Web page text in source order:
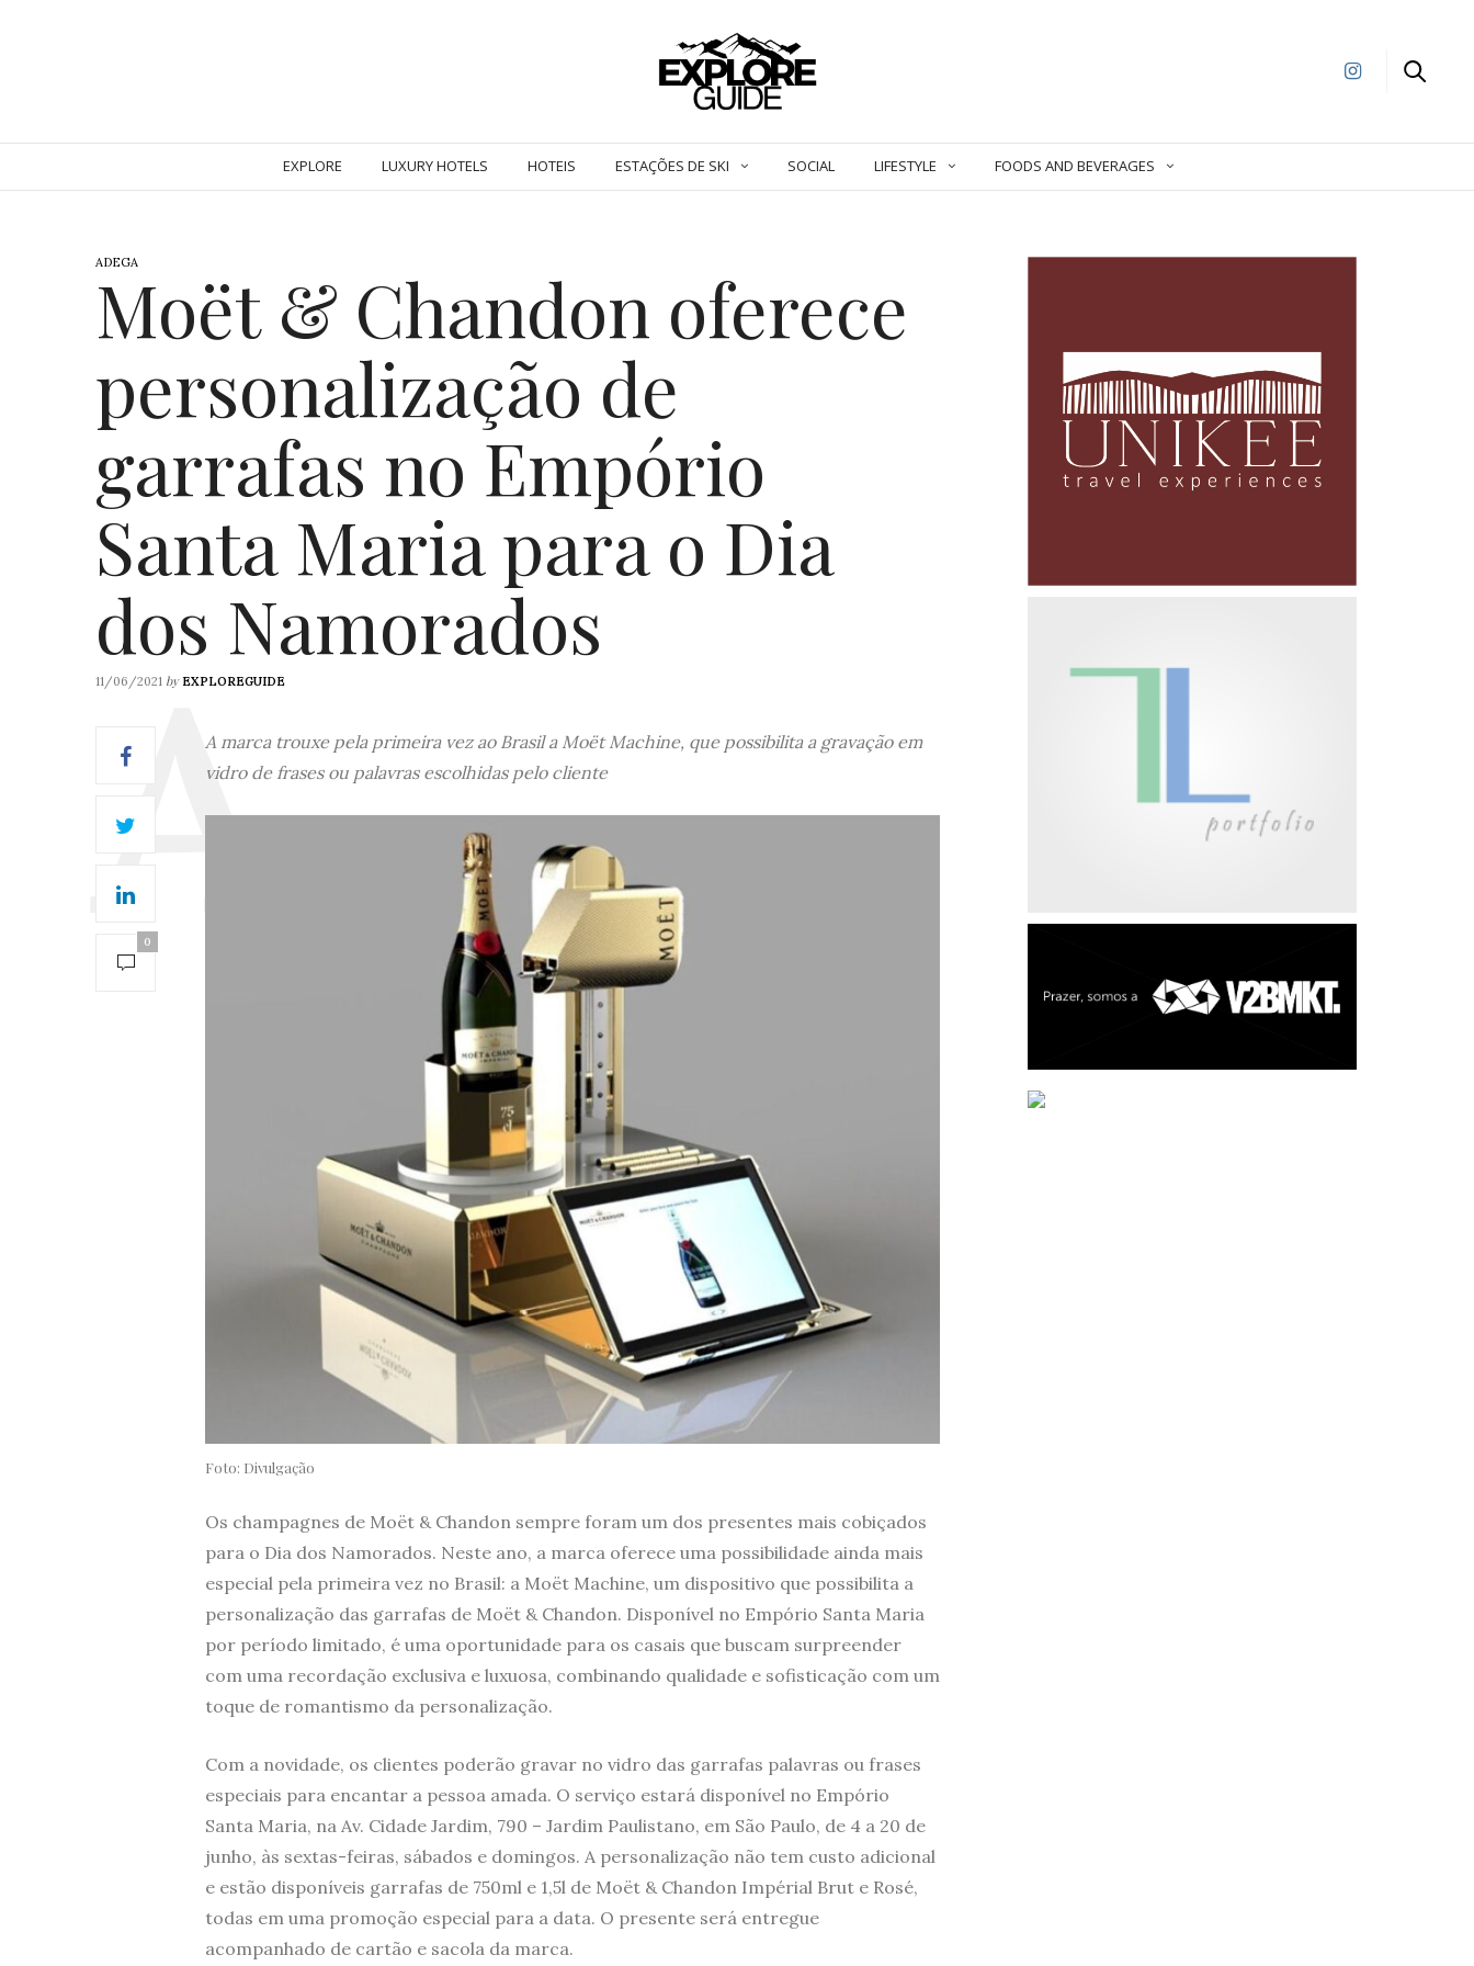
EXPLORE LUXURY HOTELS HOTEIS ESTAÇÕES DE SKI SOCIAL LIFESTYLE FOODS AND BEVERAGES
ADEGA
Moët & Chandon oferece
personalização de
garrafas no Empório
Santa Maria para o Dia
dos Namorados
11/06/2021 by EXPLOREGUIDE
0
A marca trouxe pela primeira vez ao Brasil a Moët Machine, que possibilita a gravação em
vidro de frases ou palavras escolhidas pelo cliente
Foto: Divulgação
Os champagnes de Moët & Chandon sempre foram um dos presentes mais cobiçados
para o Dia dos Namorados. Neste ano, a marca oferece uma possibilidade ainda mais
especial pela primeira vez no Brasil: a Moët Machine, um dispositivo que possibilita a
personalização das garrafas de Moët & Chandon. Disponível no Empório Santa Maria
por período limitado, é uma oportunidade para os casais que buscam surpreender
com uma recordação exclusiva e luxuosa, combinando qualidade e sofisticação com um
toque de romantismo da personalização.
Com a novidade, os clientes poderão gravar no vidro das garrafas palavras ou frases
especiais para encantar a pessoa amada. O serviço estará disponível no Empório
Santa Maria, na Av. Cidade Jardim, 790 – Jardim Paulistano, em São Paulo, de 4 a 20 de
junho, às sextas-feiras, sábados e domingos. A personalização não tem custo adicional
e estão disponíveis garrafas de 750ml e 1,5l de Moët & Chandon Impérial Brut e Rosé,
todas em uma promoção especial para a data. O presente será entregue
acompanhado de cartão e sacola da marca.